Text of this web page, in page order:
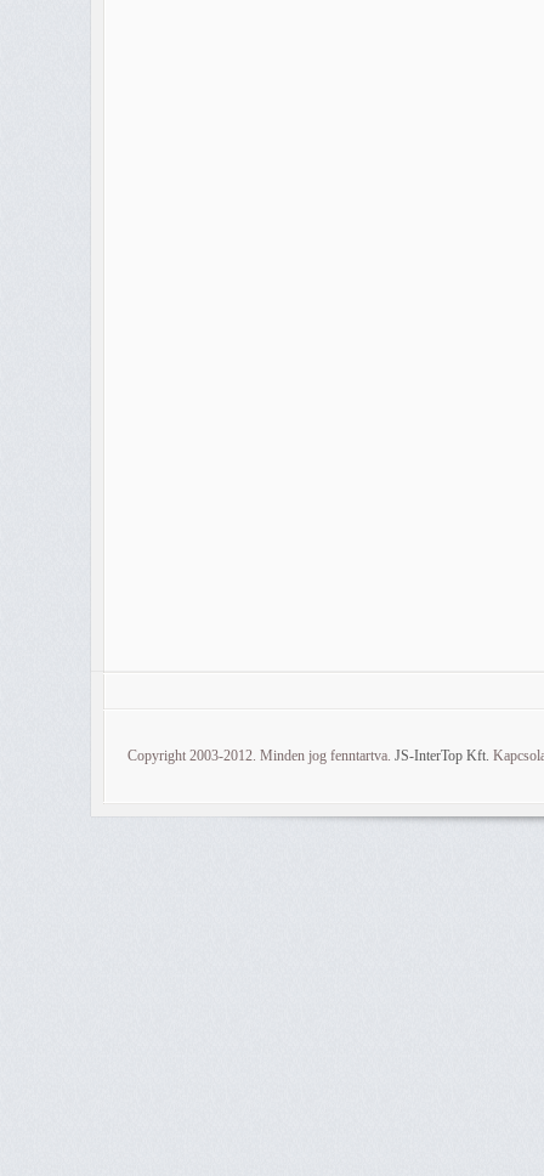
Copyright 2003-2012. Minden jog fenntartva. JS-InterTop Kft.